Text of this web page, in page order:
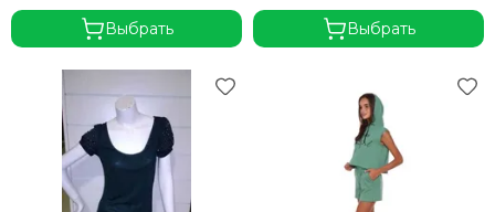
Выбрать
Выбрать